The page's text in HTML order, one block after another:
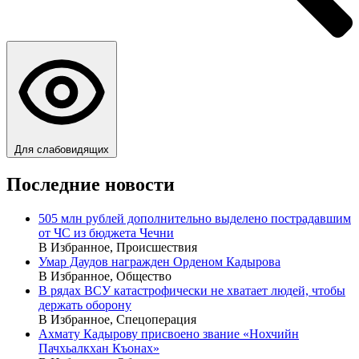
Для слабовидящих
Последние новости
505 млн рублей дополнительно выделено пострадавшим
от ЧС из бюджета Чечни
В Избранное, Происшествия
Умар Даудов награжден Орденом Кадырова
В Избранное, Общество
В рядах ВСУ катастрофически не хватает людей, чтобы
держать оборону
В Избранное, Спецоперация
Ахмату Кадырову присвоено звание «Нохчийн
Пачхьалкхан Къонах»